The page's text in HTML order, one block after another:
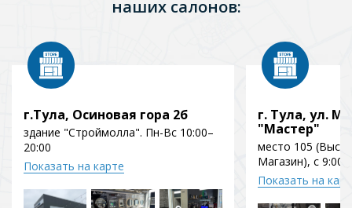
наших салонов:
г.Тула, Осиновая гора 2б
здание "Строймолла". Пн-Вс 10:00–
20:00
Показать на карте
г. Тула, ул.
"Мастер"
место 105
Магазин), с 9:00
Показать на